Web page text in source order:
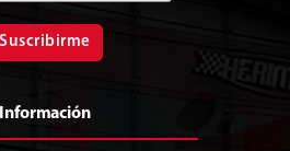
Suscribirme
Información